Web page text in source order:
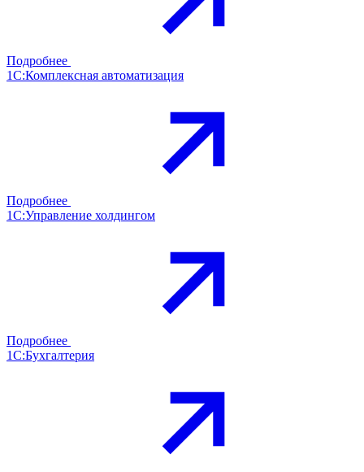
Подробнее
1С:Комплексная автоматизация
Подробнее
1С:Управление холдингом
Подробнее
1С:Бухгалтерия